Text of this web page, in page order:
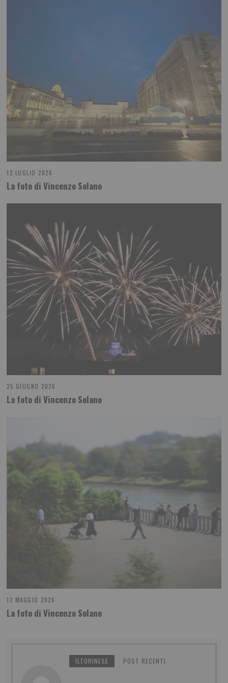
12 LUGLIO 2026
La foto di Vincenzo Solano
25 GIUGNO 2026
La foto di Vincenzo Solano
12 MAGGIO 2026
La foto di Vincenzo Solano
ILTORINESE POST RECENTI